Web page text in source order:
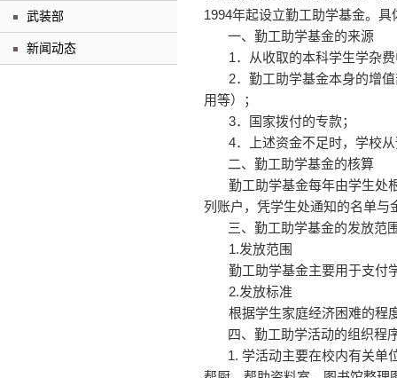
武装部
新闻动态
1994年起设立勤工助学基金。
一、勤工助学基金的来源
1．从收取的本科学生学杂
2．勤工助学基金本身的增
用等）；
3．国家拨付的专款；
4．上述资金不足时，学校
二、勤工助学基金的核算
勤工助学基金每年由学生处
列账户，凭学生处通知的名单
三、勤工助学基金的发放范
1.发放范围
勤工助学基金主要用于支付
2.发放标准
根据学生家庭经济困难的程
四、勤工助学活动的组织程
1. 学活动主要在校内有关单